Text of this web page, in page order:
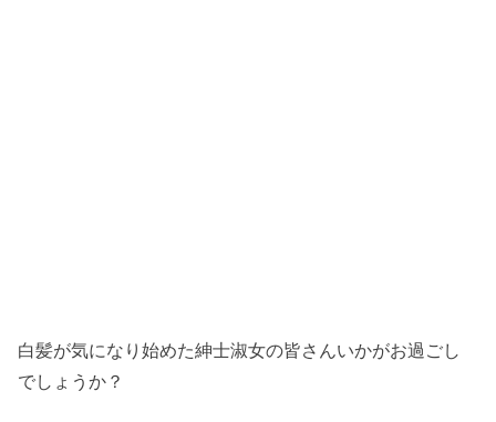
白髪が気になり始めた紳士淑女の皆さんいかがお過ごし
でしょうか？